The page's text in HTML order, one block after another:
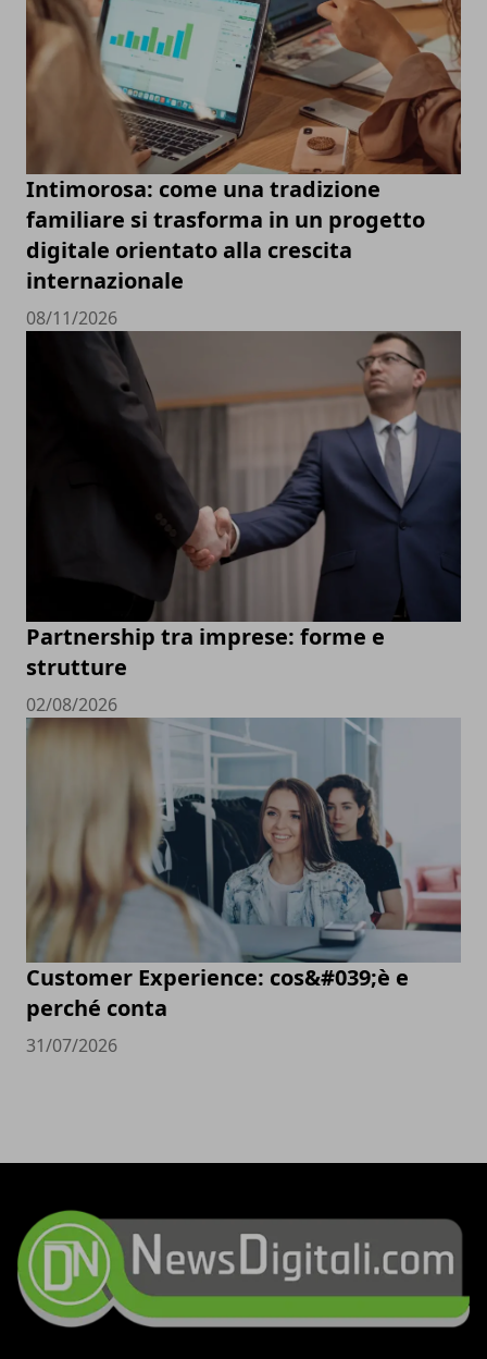
Intimorosa: come una tradizione
familiare si trasforma in un progetto
digitale orientato alla crescita
internazionale
08/11/2026
Partnership tra imprese: forme e
strutture
02/08/2026
Customer Experience: cos&#039;è e
perché conta
31/07/2026